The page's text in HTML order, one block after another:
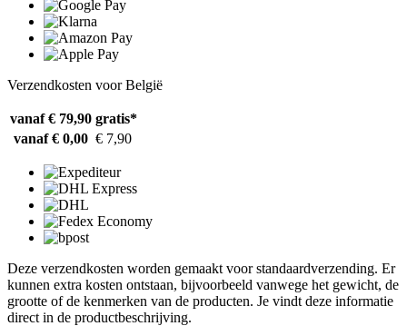
Verzendkosten voor België
vanaf € 79,90 gratis*
vanaf € 0,00 € 7,90
Deze verzendkosten worden gemaakt voor standaardverzending. Er
kunnen extra kosten ontstaan, bijvoorbeeld vanwege het gewicht, de
grootte of de kenmerken van de producten. Je vindt deze informatie
direct in de productbeschrijving.